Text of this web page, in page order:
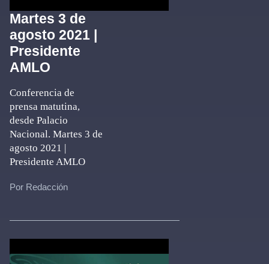
Martes 3 de
agosto 2021 |
Presidente
AMLO
Conferencia de
prensa matutina,
desde Palacio
Nacional. Martes 3 de
agosto 2021 |
Presidente AMLO
Por Redacción